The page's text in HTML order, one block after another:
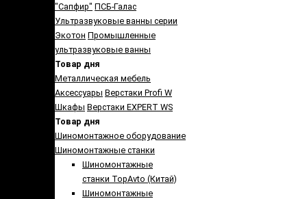
"Сапфир" ПСБ-Галас
Ультразвуковые ванны серии
Экотон Промышленные
ультразвуковые ванны
Товар дня
Металлическая мебель
Аксессуары Верстаки Profi W
Шкафы Верстаки EXPERT WS
Товар дня
Шиномонтажное оборудование
Шиномонтажные станки
Шиномонтажные
станки TopAvto (Китай)
Шиномонтажные